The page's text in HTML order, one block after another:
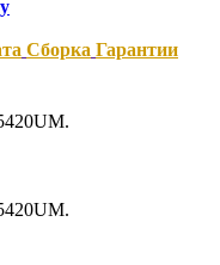
Сборка Гарантии